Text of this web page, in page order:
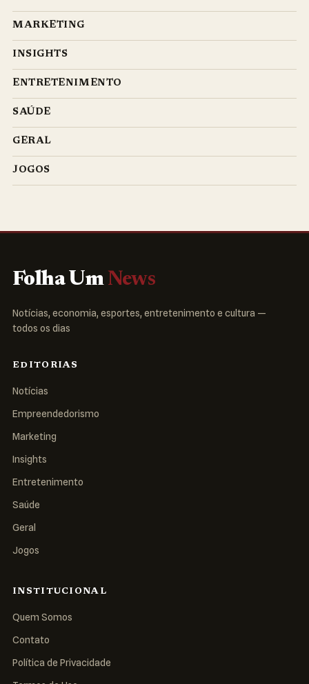
MARKETING
INSIGHTS
ENTRETENIMENTO
SAÚDE
GERAL
JOGOS
Folha Um News
Notícias, economia, esportes, entretenimento e cultura —
todos os dias
EDITORIAS
Notícias
Empreendedorismo
Marketing
Insights
Entretenimento
Saúde
Geral
Jogos
INSTITUCIONAL
Quem Somos
Contato
Política de Privacidade